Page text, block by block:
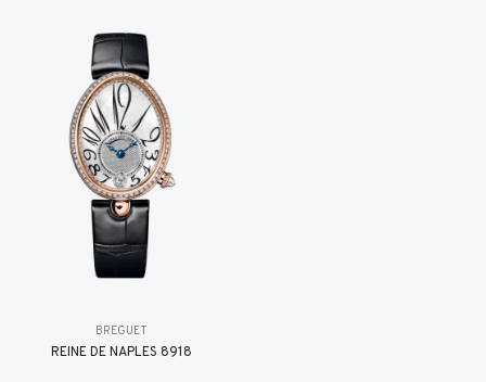
BREGUET
REINE DE NAPLES 8918